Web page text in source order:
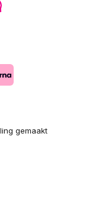
gemaakt